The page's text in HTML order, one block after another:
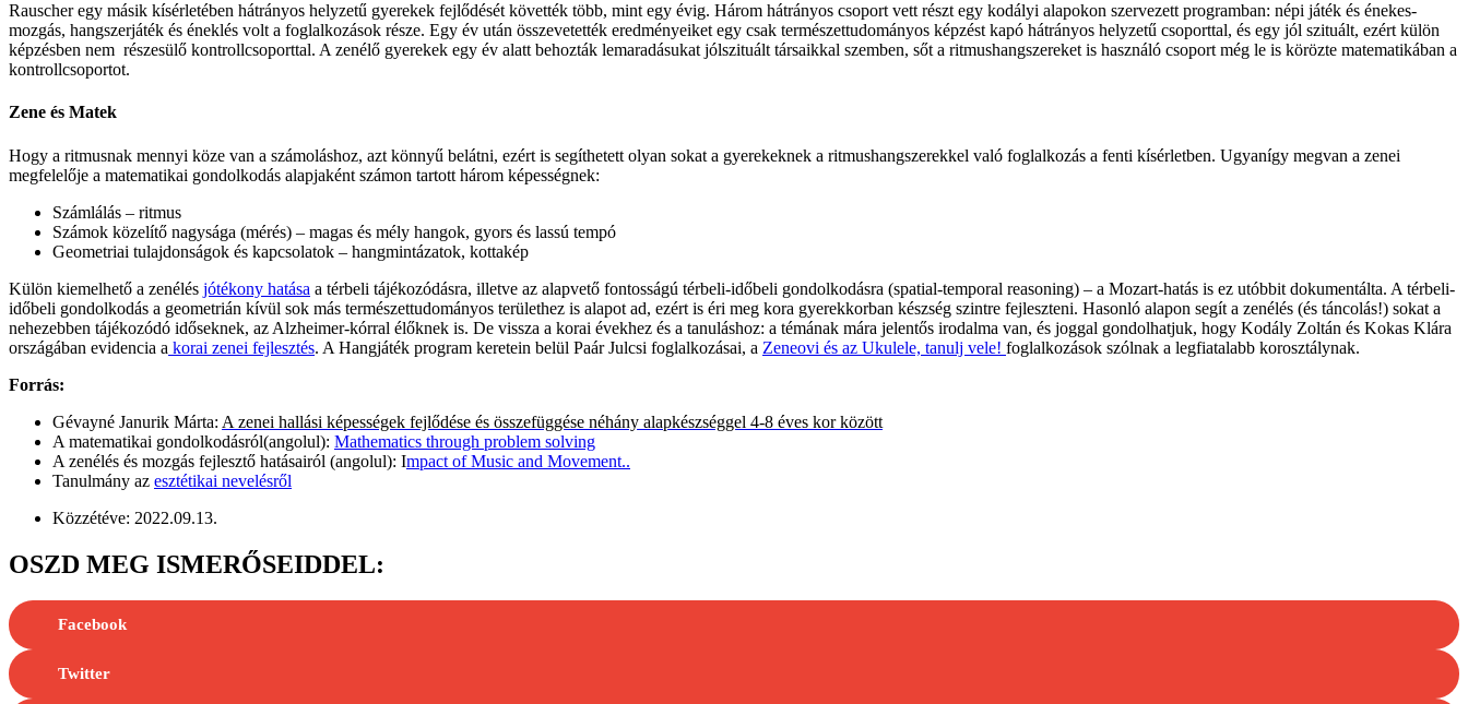
Rauscher egy másik kísérletében hátrányos helyzetű gyerekek fejlődését követték több, mint egy évig. Három hátrányos csoport vett részt egy kodályi alapokon szervezett programban: népi játék és énekes-
mozgás, hangszerjáték és éneklés volt a foglalkozások része. Egy év után összevetették eredményeiket egy csak természettudományos képzést kapó hátrányos helyzetű csoporttal, és egy jól szituált, ezért külön
képzésben nem részesülő kontrollcsoporttal. A zenélő gyerekek egy év alatt behozták lemaradásukat jólszituált társaikkal szemben, sőt a ritmushangszereket is használó csoport még le is körözte matematikában a
kontrollcsoportot.
Zene és Matek
Hogy a ritmusnak mennyi köze van a számoláshoz, azt könnyű belátni, ezért is segíthetett olyan sokat a gyerekeknek a ritmushangszerekkel való foglalkozás a fenti kísérletben. Ugyanígy megvan a zenei
megfelelője a matematikai gondolkodás alapjaként számon tartott három képességnek:
Számlálás – ritmus
Számok közelítő nagysága (mérés) – magas és mély hangok, gyors és lassú tempó
Geometriai tulajdonságok és kapcsolatok – hangmintázatok, kottakép
Külön kiemelhető a zenélés jótékony hatása a térbeli tájékozódásra, illetve az alapvető fontosságú térbeli-időbeli gondolkodásra (spatial-temporal reasoning) – a Mozart-hatás is ez utóbbit dokumentálta. A térbeli-
időbeli gondolkodás a geometrián kívül sok más természettudományos területhez is alapot ad, ezért is éri meg kora gyerekkorban készség szintre fejleszteni. Hasonló alapon segít a zenélés (és táncolás!) sokat a
nehezebben tájékozódó időseknek, az Alzheimer-kórral élőknek is. De vissza a korai évekhez és a tanuláshoz: a témának mára jelentős irodalma van, és joggal gondolhatjuk, hogy Kodály Zoltán és Kokas Klára
országában evidencia a korai zenei fejlesztés. A Hangjáték program keretein belül Paár Julcsi foglalkozásai, a Zeneovi és az Ukulele, tanulj vele! foglalkozások szólnak a legfiatalabb korosztálynak.
Forrás:
Gévayné Janurik Márta: A zenei hallási képességek fejlődése és összefüggése néhány alapkészséggel 4-8 éves kor között
A matematikai gondolkodásról(angolul): Mathematics through problem solving
A zenélés és mozgás fejlesztő hatásairól (angolul): Impact of Music and Movement..
Tanulmány az esztétikai nevelésről
Közzétéve: 2022.09.13.
OSZD MEG ISMERŐSEIDDEL:
Facebook
Twitter